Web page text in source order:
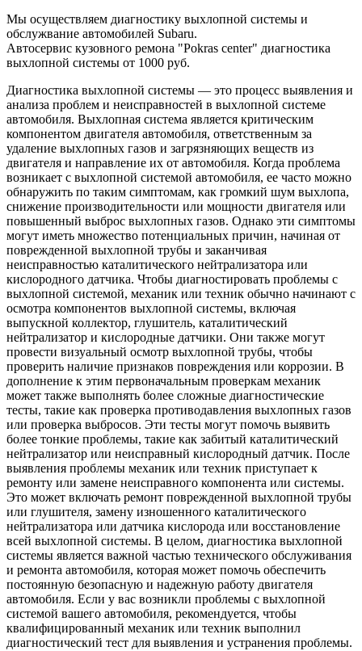
Мы осуществляем диагностику выхлопной системы и
обслужвание автомобилей Subaru.
Автосервис кузовного ремона "Pokras center" диагностика
выхлопной системы от 1000 руб.
Диагностика выхлопной системы — это процесс выявления и
анализа проблем и неисправностей в выхлопной системе
автомобиля. Выхлопная система является критическим
компонентом двигателя автомобиля, ответственным за
удаление выхлопных газов и загрязняющих веществ из
двигателя и направление их от автомобиля. Когда проблема
возникает с выхлопной системой автомобиля, ее часто можно
обнаружить по таким симптомам, как громкий шум выхлопа,
снижение производительности или мощности двигателя или
повышенный выброс выхлопных газов. Однако эти симптомы
могут иметь множество потенциальных причин, начиная от
поврежденной выхлопной трубы и заканчивая
неисправностью каталитического нейтрализатора или
кислородного датчика. Чтобы диагностировать проблемы с
выхлопной системой, механик или техник обычно начинают с
осмотра компонентов выхлопной системы, включая
выпускной коллектор, глушитель, каталитический
нейтрализатор и кислородные датчики. Они также могут
провести визуальный осмотр выхлопной трубы, чтобы
проверить наличие признаков повреждения или коррозии. В
дополнение к этим первоначальным проверкам механик
может также выполнять более сложные диагностические
тесты, такие как проверка противодавления выхлопных газов
или проверка выбросов. Эти тесты могут помочь выявить
более тонкие проблемы, такие как забитый каталитический
нейтрализатор или неисправный кислородный датчик. После
выявления проблемы механик или техник приступает к
ремонту или замене неисправного компонента или системы.
Это может включать ремонт поврежденной выхлопной трубы
или глушителя, замену изношенного каталитического
нейтрализатора или датчика кислорода или восстановление
всей выхлопной системы. В целом, диагностика выхлопной
системы является важной частью технического обслуживания
и ремонта автомобиля, которая может помочь обеспечить
постоянную безопасную и надежную работу двигателя
автомобиля. Если у вас возникли проблемы с выхлопной
системой вашего автомобиля, рекомендуется, чтобы
квалифицированный механик или техник выполнил
диагностический тест для выявления и устранения проблемы.